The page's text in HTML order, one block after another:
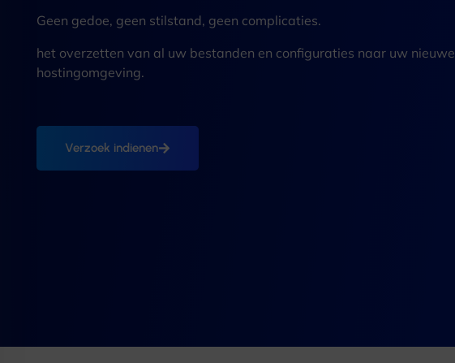
Geen gedoe, geen stilstand, geen complicaties.
het overzetten van al uw bestanden en configuraties naar uw nieuwe
hostingomgeving.
Verzoek indienen